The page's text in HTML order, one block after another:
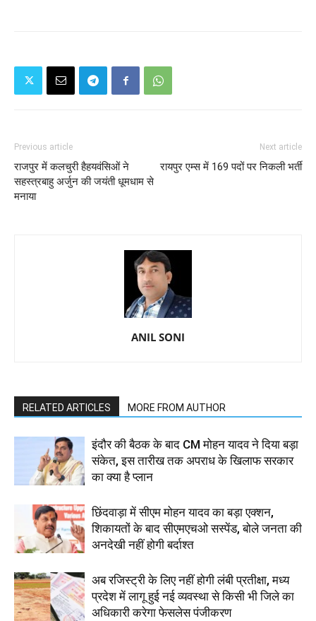
Previous article
राजपुर में कलचुरी हैहयवंसिओं ने
सहस्त्रबाहु अर्जुन की जयंती धूमधाम से
मनाया
Next article
रायपुर एम्स में 169 पदों पर निकली भर्ती
ANIL SONI
RELATED ARTICLES MORE FROM AUTHOR
इंदौर की बैठक के बाद CM मोहन यादव ने दिया बड़ा
संकेत, इस तारीख तक अपराध के खिलाफ सरकार
का क्या है प्लान
छिंदवाड़ा में सीएम मोहन यादव का बड़ा एक्शन,
शिकायतों के बाद सीएमएचओ सस्पेंड, बोले जनता की
अनदेखी नहीं होगी बर्दाश्त
अब रजिस्ट्री के लिए नहीं होगी लंबी प्रतीक्षा, मध्य
प्रदेश में लागू हुई नई व्यवस्था से किसी भी जिले का
अधिकारी करेगा फेसलेस पंजीकरण